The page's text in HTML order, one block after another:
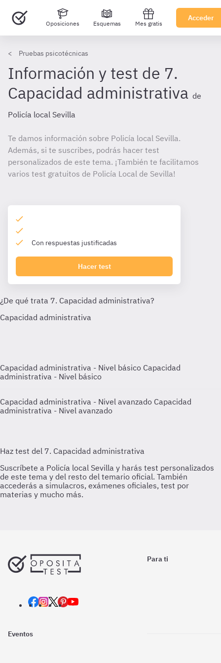
Oposiciones Esquemas Mes gratis
Acceder
Pruebas psicotécnicas
Información y test de 7.
Capacidad administrativa de
Policía local Sevilla
Te damos información sobre Policía local Sevilla.
Además, si te suscribes, podrás hacer test
personalizados de este tema. ¡También te facilitamos
varios test gratuitos de Policía Local de Sevilla!
Con respuestas justificadas
Hacer test
Capacidad administrativa - Nivel básico Capacidad
administrativa - Nivel básico
Capacidad administrativa - Nivel avanzado Capacidad
administrativa - Nivel avanzado
Para ti
Eventos